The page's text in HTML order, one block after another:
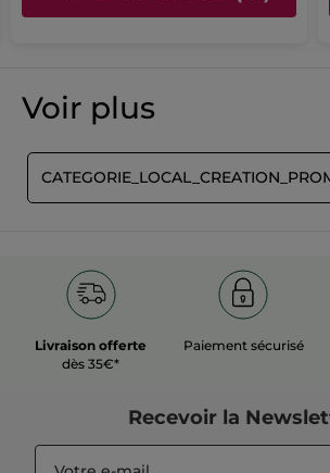
Voir plus
Livraison offerte
dès 35€*
Paiement sécurisé
Recevoir la